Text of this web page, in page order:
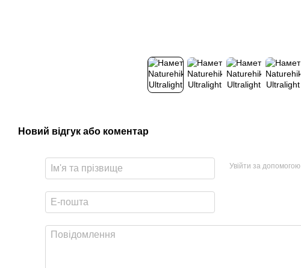
Новий відгук або коментар
Увійти за допомогою